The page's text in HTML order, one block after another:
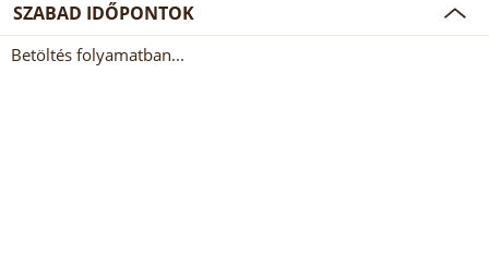
SZABAD IDŐPONTOK
Betöltés folyamatban...